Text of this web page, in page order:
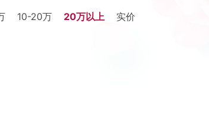
10-20万 20万以上 实价